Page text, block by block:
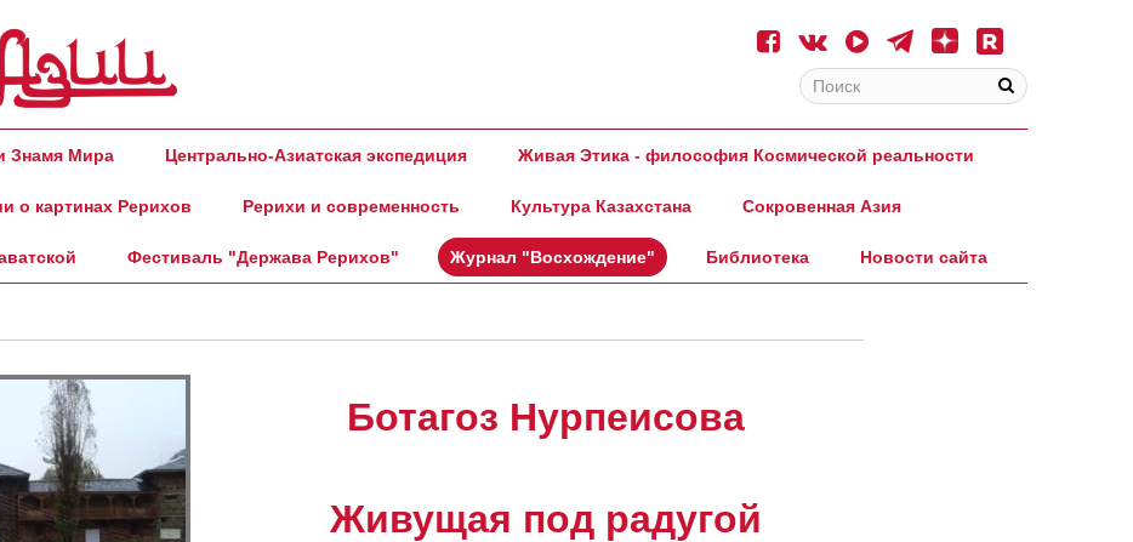
Знамя Мира Центрально-Азиатская экспедиция Живая Этика - философия Космической реальности
о картинах Рерихов Рерихи и современность Культура Казахстана Сокровенная Азия
Фестиваль "Держава Рерихов" Журнал "Восхождение" Библиотека Новости сайта
Ботагоз Нурпеисова
Живущая под радугой